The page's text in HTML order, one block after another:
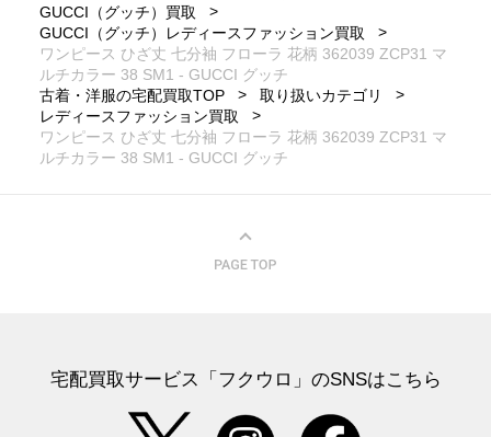
GUCCI（グッチ）買取
GUCCI（グッチ）レディースファッション買取
ワンピース ひざ丈 七分袖 フローラ 花柄 362039 ZCP31 マ
ルチカラー 38 SM1 - GUCCI グッチ
古着・洋服の宅配買取TOP
取り扱いカテゴリ
レディースファッション買取
ワンピース ひざ丈 七分袖 フローラ 花柄 362039 ZCP31 マ
ルチカラー 38 SM1 - GUCCI グッチ
宅配買取サービス「フクウロ」のSNSはこちら